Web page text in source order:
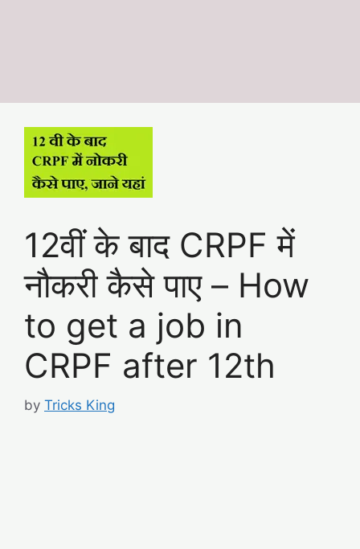
12वीं के बाद CRPF में
नौकरी कैसे पाए – How
to get a job in
CRPF after 12th
by Tricks King